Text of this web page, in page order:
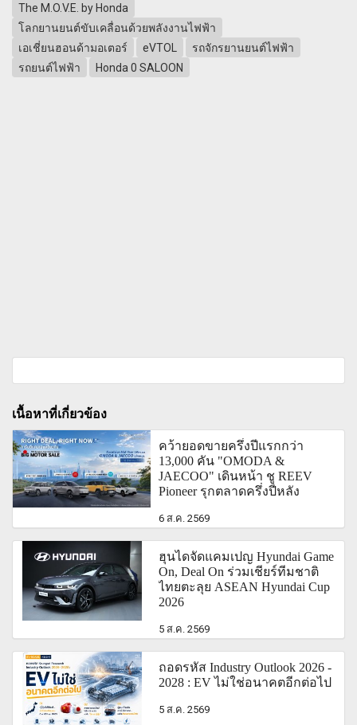
The M.O.V.E. by Honda
โลกยานยนต์ขับเคลื่อนด้วยพลังงานไฟฟ้า
เอเชี่ยนฮอนด้ามอเตอร์
eVTOL
รถจักรยานยนต์ไฟฟ้า
รถยนต์ไฟฟ้า
Honda 0 SALOON
เนื้อหาที่เกี่ยวข้อง
คว้ายอดขายครึ่งปีแรกกว่า
13,000 คัน "OMODA &
JAECOO" เดินหน้า ชู REEV
Pioneer รุกตลาดครึ่งปีหลัง
6 ส.ค. 2569
ฮุนไดจัดแคมเปญ Hyundai Game
On, Deal On ร่วมเชียร์ทีมชาติ
ไทยตะลุย ASEAN Hyundai Cup
2026
5 ส.ค. 2569
ถอดรหัส Industry Outlook 2026 -
2028 : EV ไม่ใช่อนาคตอีกต่อไป
5 ส.ค. 2569